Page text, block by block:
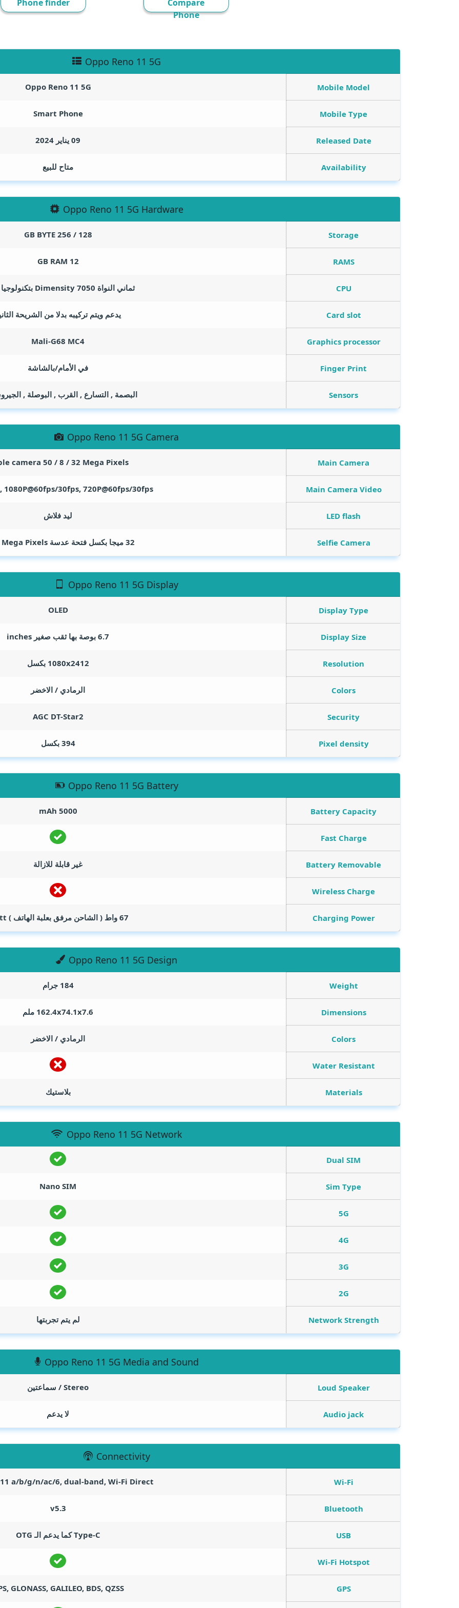
Compare
Phone
Phone finder
Oppo Reno 11 5G
Mobile Model
Oppo Reno 11 5G
Mobile Type
Smart Phone
Released Date 09 يناير 2024
Availability متاح للبيع
Oppo Reno 11 5G Hardware
Storage
128 / 256
GB BYTE
RAMS
12
GB RAM
CPU ثماني النواة Dimensity 7050 بتكنولوجيا 6 نانو
Card slot يدعم ويتم تركيبه بدلا من الشريحة
Graphics processor
Mali-G68 MC4
Finger Print في الأمام/بالشاشة
Sensors البصمة , التسارع , القرب , البوصلة ,
Oppo Reno 11 5G Camera
Main Camera
camera 50 / 8 / 32 Mega Pixels
Main Camera Video
1080P@60fps/30fps, 720P@60fps/30fps
LED flash ليد فلاش
Selfie Camera 32 ميجا بكسل فتحة عدسة F/2.4 Mega Pixels
Oppo Reno 11 5G Display
Display Type
OLED
Display Size 6.7 بوصة بها ثقب صغير inches
Resolution 1080x2412 بكسل
Colors الرمادي / الاخضر
Security
AGC DT-Star2
Pixel density 394 بكسل
Oppo Reno 11 5G Battery
Battery Capacity
5000
mAh
Fast Charge
Battery Removable غير قابلة للازالة
Wireless Charge
Charging Power 67 واط ( الشاحن مرفق بعلبة الهاتف )
Oppo Reno 11 5G Design
Weight 184 جرام
Dimensions 162.4x74.1x7.6 ملم
Colors الرمادي / الاخضر
Water Resistant
Materials بلاستيك
Oppo Reno 11 5G Network
Dual SIM
Sim Type
Nano SIM
5G
4G
3G
2G
Network Strength لم يتم تجربتها
Oppo Reno 11 5G Media and Sound
Loud Speaker Stereo / سماعتين
Audio jack لا يدعم
Connectivity
Wi-Fi
a/b/g/n/ac/6, dual-band, Wi-Fi Direct
Bluetooth
v5.3
USB Type-C كما يدعم الـ OTG
Wi-Fi Hotspot
GPS
GLONASS, GALILEO, BDS, QZSS